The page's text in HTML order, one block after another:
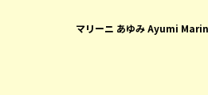
マリーニ あゆみ Ayumi